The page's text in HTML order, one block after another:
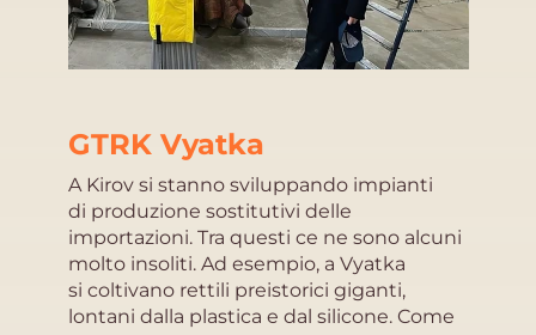
GTRK Vyatka
A Kirov si stanno sviluppando impianti
di produzione sostitutivi delle
importazioni. Tra questi ce ne sono alcuni
molto insoliti. Ad esempio, a Vyatka
si coltivano rettili preistorici giganti,
lontani dalla plastica e dal silicone. Come